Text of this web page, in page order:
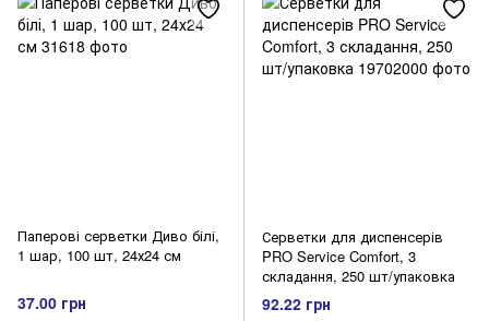
Паперові серветки Диво білі,
1 шар, 100 шт, 24х24 см
37.00 грн
Серветки для диспенсерів
PRO Service Comfort, 3
складання, 250 шт/упаковка
92.22 грн